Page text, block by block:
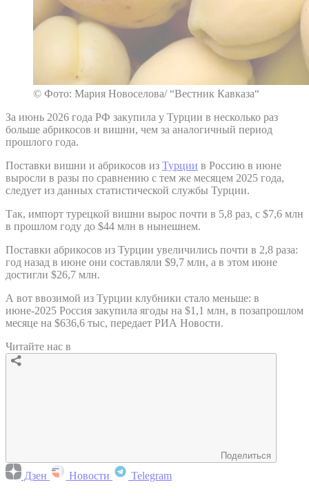
© Фото: Мария Новоселова/ “Вестник Кавказа“
За июнь 2026 года РФ закупила у Турции в несколько раз
больше абрикосов и вишни, чем за аналогичный период
прошлого года.
Поставки вишни и абрикосов из Турции в Россию в июне
выросли в разы по сравнению с тем же месяцем 2025 года,
следует из данных статистической службы Турции.
Так, импорт турецкой вишни вырос почти в 5,8 раз, с $7,6 млн
в прошлом году до $44 млн в нынешнем.
Поставки абрикосов из Турции увеличились почти в 2,8 раза:
год назад в июне они составляли $9,7 млн, а в этом июне
достигли $26,7 млн.
А вот ввозимой из Турции клубники стало меньше: в
июне-2025 Россия закупила ягоды на $1,1 млн, в позапрошлом
месяце на $636,6 тыс, передает РИА Новости.
Читайте нас в
Поделиться
Дзен Новости Telegram